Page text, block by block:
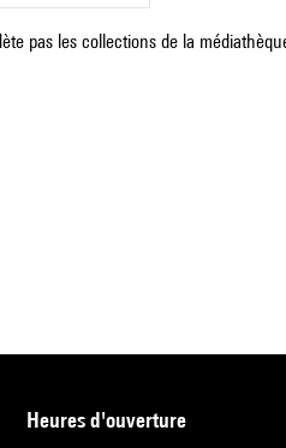
pas les collections de la
heures d'ouverture